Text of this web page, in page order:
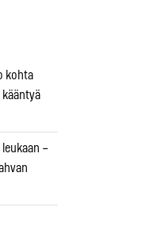
kohta
kääntyä
–